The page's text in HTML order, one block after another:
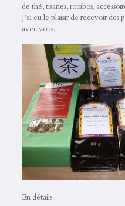
de thé, tisanes, rooibos,
J’ai eu le plaisir de recevoir
avec vous.
En détails :